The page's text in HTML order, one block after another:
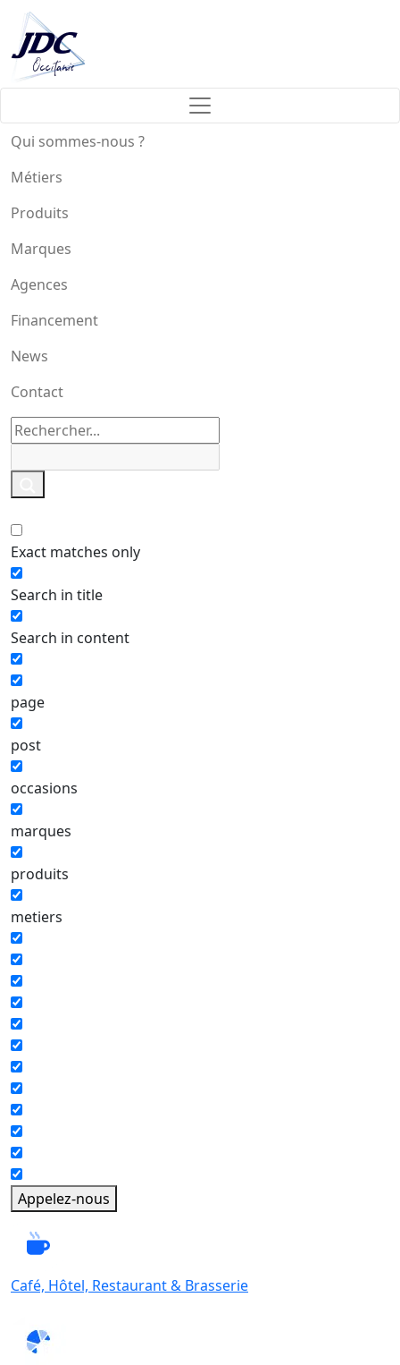
Qui sommes-nous ?
Métiers
Produits
Marques
Agences
Financement
News
Contact
Exact matches only
Search in title
Search in content
page
post
occasions
marques
produits
metiers
Appelez-nous
Café, Hôtel, Restaurant & Brasserie